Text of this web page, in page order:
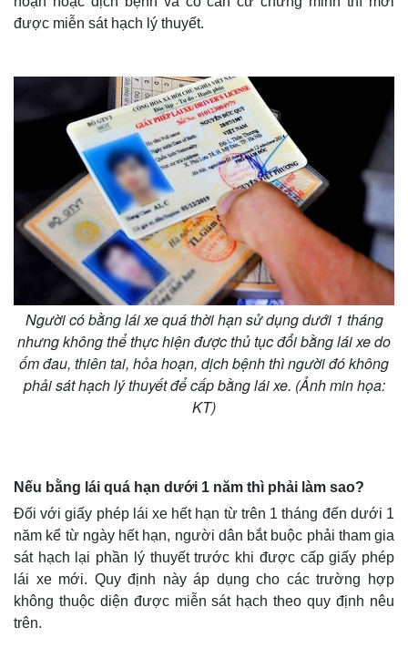
Thế giới
được miễn sát hạch lý thuyết.
Người có bằng lái xe quá thời hạn sử dụng dưới 1 tháng
nhưng không thể thực hiện được thủ tục đổi bằng lái xe do
ốm đau, thiên tai, hỏa hoạn, dịch bệnh thì người đó không
phải sát hạch lý thuyết để cấp bằng lái xe. (Ảnh min họa:
KT)
Nếu bằng lái quá hạn dưới 1 năm thì phải làm sao?
Đối với giấy phép lái xe hết hạn từ trên 1 tháng đến dưới 1
năm kể từ ngày hết hạn, người dân bắt buộc phải tham gia
sát hạch lại phần lý thuyết trước khi được cấp giấy phép
lái xe mới. Quy định này áp dụng cho các trường hợp
không thuộc diện được miễn sát hạch theo quy định nêu
trên.